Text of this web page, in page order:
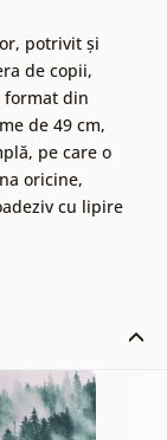
potrivit și
de copii,
format din
de 49 cm,
pe care o
oricine,
cu lipire